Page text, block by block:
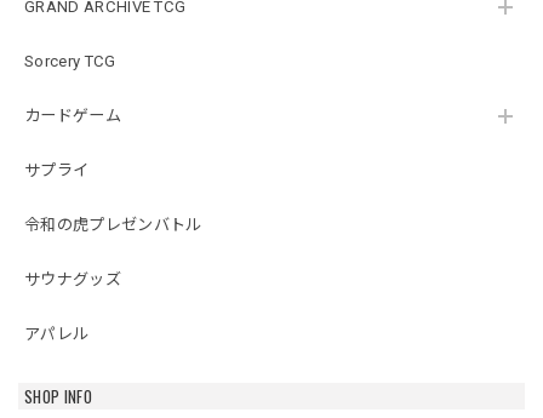
GRAND ARCHIVE TCG
Sorcery TCG
カードゲーム
サプライ
令和の虎プレゼンバトル
サウナグッズ
アパレル
SHOP INFO